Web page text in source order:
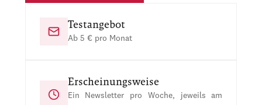
Testangebot
Ab 5 € pro Monat
Erscheinungsweise
Ein Newsletter pro Woche, jeweils am